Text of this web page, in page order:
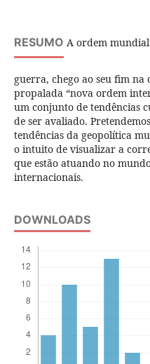
RESUMO A ordem
guerra, chego ao seu fim na
propalada “nova ordem
um conjunto de tendências
de ser avaliado.
tendências da geopolítica
o intuito de visualizar a
que estão atuando no
internacionais.
DOWNLOADS